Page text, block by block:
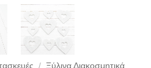
/ Ξύλινα Διακοσμητικά